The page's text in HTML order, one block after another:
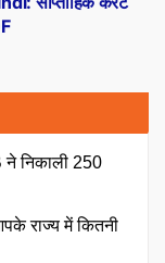
निकाली 250
राज्य में कितनी